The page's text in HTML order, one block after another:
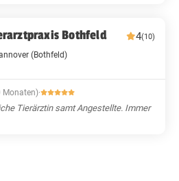
Bothfeld 4(10)
(Bothfeld)
Monaten)·
Tierärztin samt Angestellte. Immer